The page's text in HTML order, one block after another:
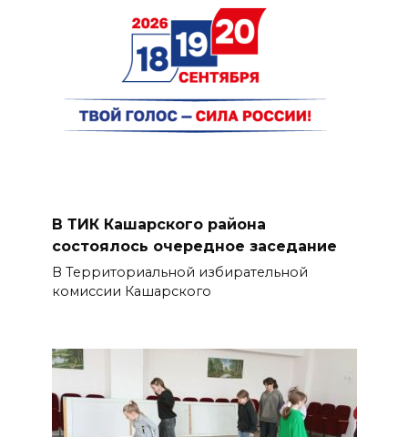
В ТИК Кашарского района
состоялось очередное заседание
В Территориальной избирательной
комиссии Кашарского